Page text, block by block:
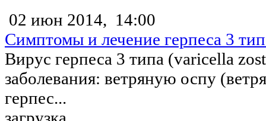
02 июн 2014, 14:00
Симптомы и лечение герпеса 3
Вирус герпеса 3 типа (varicella
заболевания: ветряную оспу
герпес...